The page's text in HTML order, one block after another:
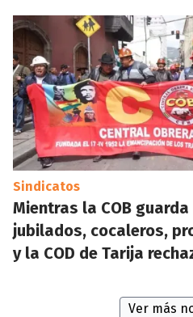
Sindicatos
Mientras la COB
jubilados, cocaleros,
y la COD de Tarija
Ver más